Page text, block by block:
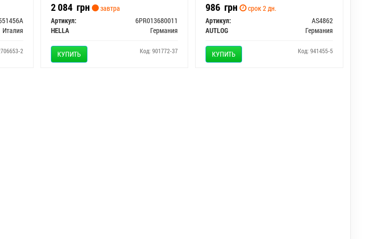
Италия
2
2 084 грн
завтра
Артикул:
6PR013680011
HELLA
Германия
КУПИТЬ Код: 901772-37
986грн
срок 2 дн.
Артикул:
AS4862
AUTLOG
Германия
КУПИТЬ Код: 941455-5